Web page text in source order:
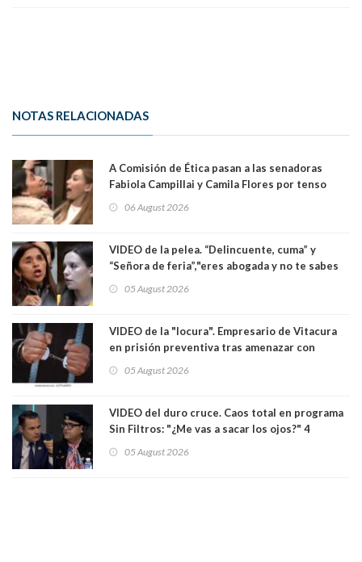
NOTAS RELACIONADAS
A Comisión de Ética pasan a las senadoras
Fabiola Campillai y Camila Flores por tenso
06 August 2026
VIDEO de la pelea. “Delincuente, cuma” y
“Señora de feria”,"eres abogada y no te sabes
senadoras Camila Flores y Fabiola Campillai en
05 August 2026
VIDEO de la "locura". Empresario de Vitacura
en prisión preventiva tras amenazar con
Los persiguió en potente camioneta
05 August 2026
VIDEO del duro cruce. Caos total en programa
Sin Filtros: "¿Me vas a sacar los ojos?" 4
excarabinero que dejó ciego a Gustavo Gatica:
05 August 2026